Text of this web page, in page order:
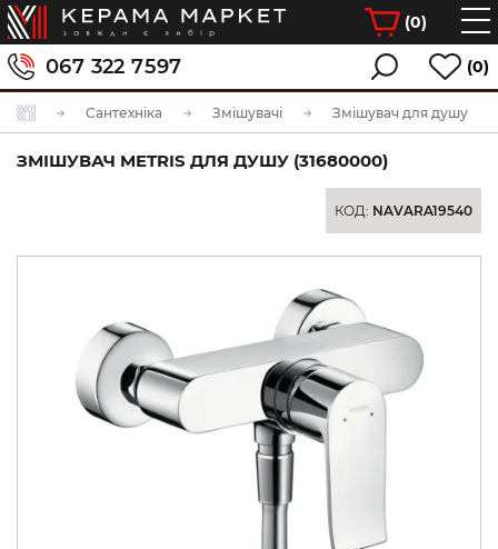
(0)
067 322 7597 (0)
Сантехніка Змішувачі Змішувач для душу
ЗМІШУВАЧ METRIS ДЛЯ ДУШУ (31680000)
КОД: NAVARA19540